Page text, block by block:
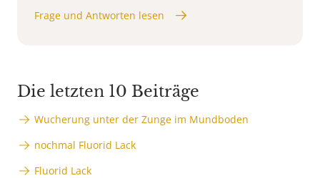
Frage und Antworten lesen
Die letzten 10 Beiträge
Wucherung unter der Zunge im Mundboden
nochmal Fluorid Lack
Fluorid Lack